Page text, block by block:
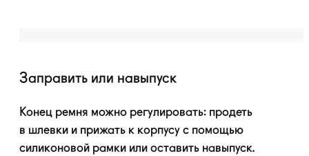
Заправить или навыпуск
Конец ремня можно регулировать: продеть
в шлевки и прижать к корпусу с помощью
силиконовой рамки или оставить навыпуск.